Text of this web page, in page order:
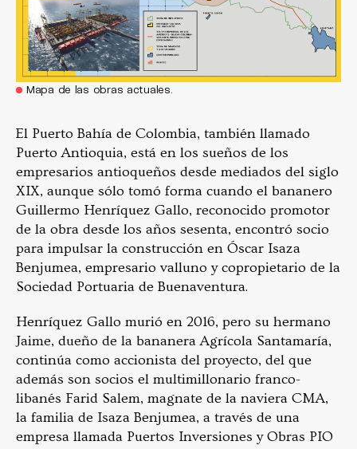
Mapa de las obras actuales.
El Puerto Bahía de Colombia, también llamado
Puerto Antioquia, está en los sueños de los
empresarios antioqueños desde mediados del siglo
XIX, aunque sólo tomó forma cuando el bananero
Guillermo Henríquez Gallo, reconocido promotor
de la obra desde los años sesenta, encontró socio
para impulsar la construcción en Óscar Isaza
Benjumea, empresario valluno y copropietario de la
Sociedad Portuaria de Buenaventura.
Henríquez Gallo murió en 2016, pero su hermano
Jaime, dueño de la bananera Agrícola Santamaría,
continúa como accionista del proyecto, del que
además son socios el multimillonario franco-
libanés Farid Salem, magnate de la naviera CMA,
la familia de Isaza Benjumea, a través de una
empresa llamada Puertos Inversiones y Obras PIO